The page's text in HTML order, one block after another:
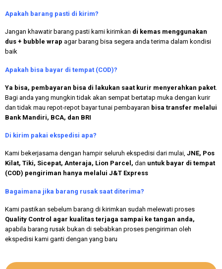
Apakah barang pasti di kirim?
Jangan khawatir barang pasti kami kirimkan di kemas menggunakan
dus + bubble wrap agar barang bisa segera anda terima dalam kondisi
baik
Apakah bisa bayar di tempat (COD)?
Ya bisa, pembayaran bisa di lakukan saat kurir menyerahkan paket
Bagi anda yang mungkin tidak akan sempat bertatap muka dengan kurir
dan tidak mau repot-repot bayar tunai pembayaran bisa transfer melalui
Bank Mandiri, BCA, dan BRI
Di kirim pakai ekspedisi apa?
Kami bekerjasama dengan hampir seluruh ekspedisi dari mulai, JNE, Pos
Kilat, Tiki, Sicepat, Anteraja, Lion Parcel, dan untuk bayar di tempat
(COD) pengiriman hanya melalui J&T Express
Bagaimana jika barang rusak saat diterima?
Kami pastikan sebelum barang di kirimkan sudah melewati proses
Quality Control agar kualitas terjaga sampai ke tangan anda,
apabila barang rusak bukan di sebabkan proses pengiriman oleh
ekspedisi kami ganti dengan yang baru